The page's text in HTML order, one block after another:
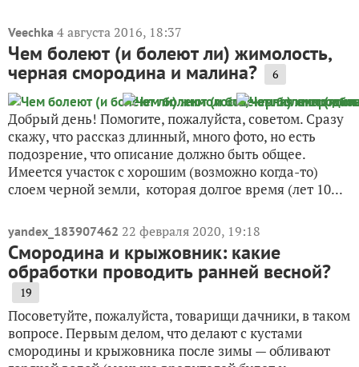
Veechka 4 августа 2016, 18:37
Чем болеют (и болеют ли) жимолость,
черная смородина и малина? 6
Добрый день! Помогите, пожалуйста, советом. Сразу
скажу, что рассказ длинный, много фото, но есть
подозрение, что описание должно быть общее.
Имеется участок с хорошим (возможно когда-то)
слоем черной земли, которая долгое время (лет 10...
yandex_183907462 22 февраля 2020, 19:18
Смородина и крыжовник: какие
обработки проводить ранней весной?
19
Посоветуйте, пожалуйста, товарищи дачники, в таком
вопросе. Первым делом, что делают с кустами
смородины и крыжовника после зимы — обливают